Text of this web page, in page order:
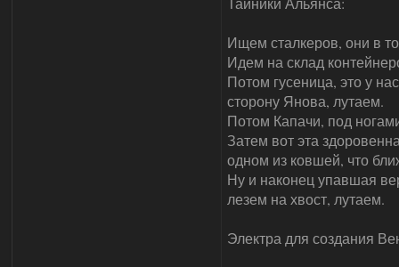
Ищем сталкеров, они в
Идем на склад
Потом гусеница, это у
сторону Янова, лутаем.
Потом Капачи, под
Затем вот эта
одном из ковшей, что
Ну и наконец упавшая
лезем на хвост, лутаем.
Электра для создания